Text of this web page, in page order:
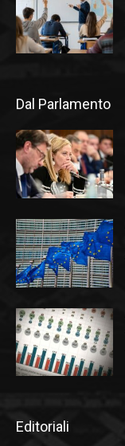
Dal Parlamento
Editoriali